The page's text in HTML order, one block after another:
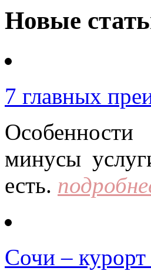
Новые
7 главных
минусы
есть.
Сочи –